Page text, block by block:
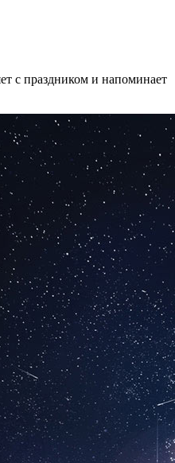
с праздником и напоминает